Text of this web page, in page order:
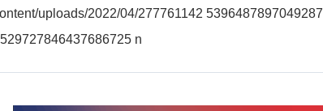
uploads/2022/04/277761142 5396487897049287
n